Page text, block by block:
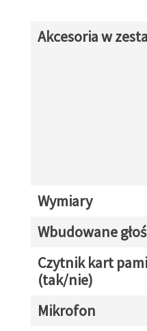
Akcesoria w
Wymiary
Wbudowane
Czytnik kart
(tak/nie)
Mikrofon